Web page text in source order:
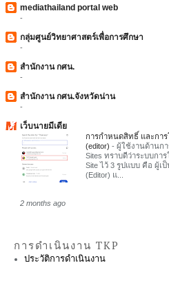
mediathailand portal web
-
กลุ่มศูนย์วิทยาศาสตร์เพื่อการศึกษา
-
สำนักงาน กศน.
-
สำนักงาน กศน.จังหวัดน่าน
-
เว็บนายมีเดีย
การกำหนดสิทธิ์ และกา
(editor) - ผู้ใช้งานด้านก
Sites ทราบดีว่าระบบกา
Site ไว้ 3 รูปแบบ คือ ผู้เ
(Editor) แ...
2 months ago
การดำเนินงาน TKP
ประวัติการดำเนินงาน